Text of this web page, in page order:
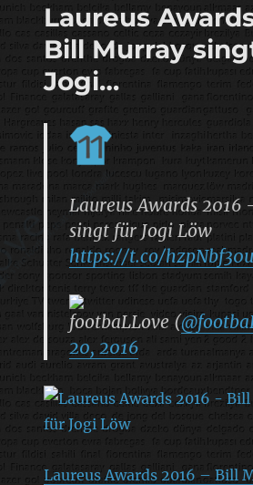
Laureus
Bill Murray
Jogi…
Laureus Awards
singt für Jogi Löw
https://t.co/
footbaLLove (
20, 2016
Laureus Awards 2016 – Bill